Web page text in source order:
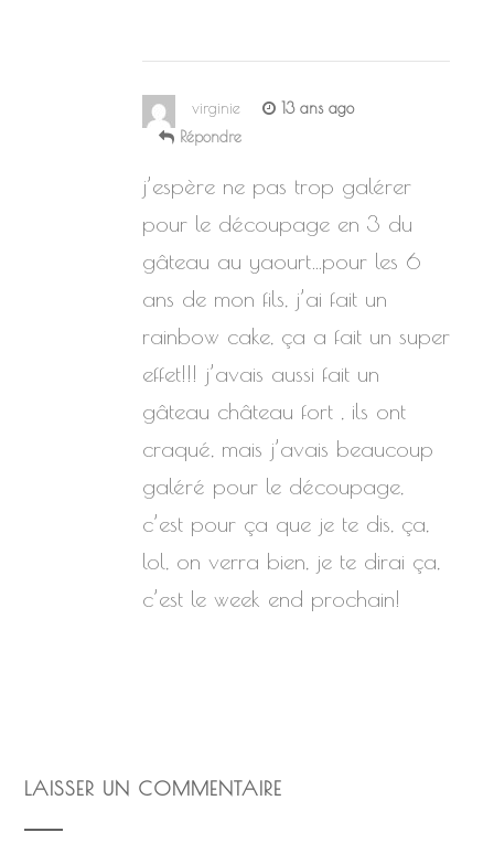
virginie
13 ans ago
Répondre
j’espère ne pas trop galérer
pour le découpage en 3 du
gâteau au yaourt…pour les 6
ans de mon fils, j’ai fait un
rainbow cake, ça a fait un super
effet!!! j’avais aussi fait un
gâteau château fort , ils ont
craqué, mais j’avais beaucoup
galéré pour le découpage,
c’est pour ça que je te dis, ça,
lol, on verra bien, je te dirai ça,
c’est le week end prochain!
LAISSER UN COMMENTAIRE